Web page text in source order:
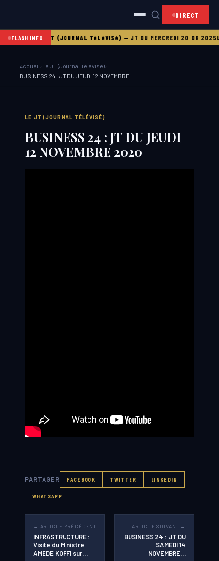
DIRECT
FLASH INFO
08 2025LE JT (JOURNAL TéLéVISé)—JT DU MERCREDI 20 08 2025
Accueil › Le JT (Journal Télévisé)›
BUSINESS 24 : JT DU JEUDI 12 NOVEMBRE…
LE JT (JOURNAL TÉLÉVISÉ)
BUSINESS 24 : JT DU JEUDI
12 NOVEMBRE 2020
PARTAGER FACEBOOK TWITTER LINKEDIN
WHATSAPP
← ARTICLE PRÉCÉDENT
INFRASTRUCTURE :
Visite du Ministre
AMEDE KOFFI sur…
ARTICLE SUIVANT →
BUSINESS 24 : JT DU
SAMEDI 14
NOVEMBRE…